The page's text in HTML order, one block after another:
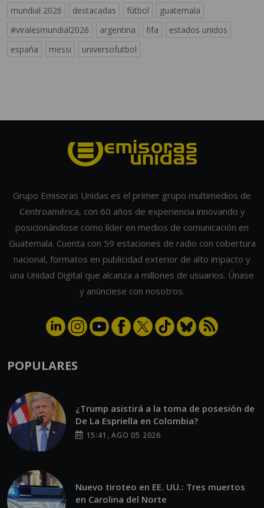
mundial 2026 destacadas fútbol
guatemala
#viralesmundial2026
argentina fifa
estados unidos
españa
messi universofutbol
Grupo Emisoras Unidas es el primer grupo multimedios de
Centroamérica, con 60 años de experiencia innovando y
posicionándose como líder en medios de comunicación en
Guatemala. Cuenta con 59 estaciones de radio con cobertura
nacional, formatos en publicidad exterior de alto impacto y
una Unidad Digital que alcanza a millones de usuarios. Únase
y anúnciese con nosotros.
POPULARES
¿Trump asistirá a la toma de posesión de
De La Espriella en Colombia?
15:41, AGO 05 2026
Nuevo tiroteo en EE. UU.: Tres muertos
en Carolina del Norte